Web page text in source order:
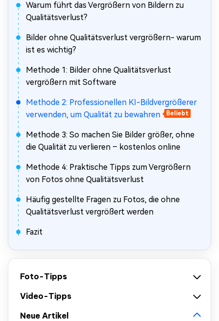
Warum führt das Vergrößern von Bildern zu
Qualitätsverlust?
Bilder ohne Qualitätsverlust vergrößern- warum
ist es wichtig?
Methode 1: Bilder ohne Qualitätsverlust
vergrößern mit Software
Methode 2: Professionellen KI-Bildvergrößerer
verwenden, um Qualität zu bewahren
Beliebt
Methode 3: So machen Sie Bilder größer, ohne
die Qualität zu verlieren – kostenlos online
Methode 4: Praktische Tipps zum Vergrößern
von Fotos ohne Qualitätsverlust
Häufig gestellte Fragen zu Fotos, die ohne
Qualitätsverlust vergrößert werden
Fazit
Foto-Tipps
Video-Tipps
Neue Artikel